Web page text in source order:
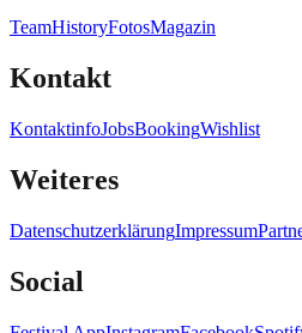
TeamHistoryFotosMagazin
Kontakt
KontaktinfoJobsBookingWishlist
Weiteres
DatenschutzerklärungImpressum
Social